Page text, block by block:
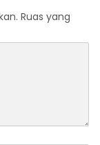
Ruas yang